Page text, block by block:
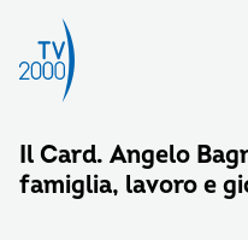
Il Card. Angelo
famiglia, lavoro e